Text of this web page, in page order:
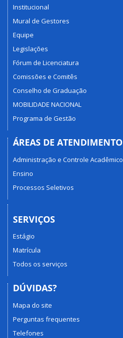
Institucional
Mural de Gestores
Equipe
Legislações
Fórum de Licenciatura
Comissões e Comitês
Conselho de Graduação
MOBILIDADE NACIONAL
Programa de Gestão
ÁREAS DE ATENDIMENTO
Administração e Controle Acadêmico
Ensino
Processos Seletivos
SERVIÇOS
Estágio
Matrícula
Todos os serviços
DÚVIDAS?
Mapa do site
Perguntas frequentes
Telefones